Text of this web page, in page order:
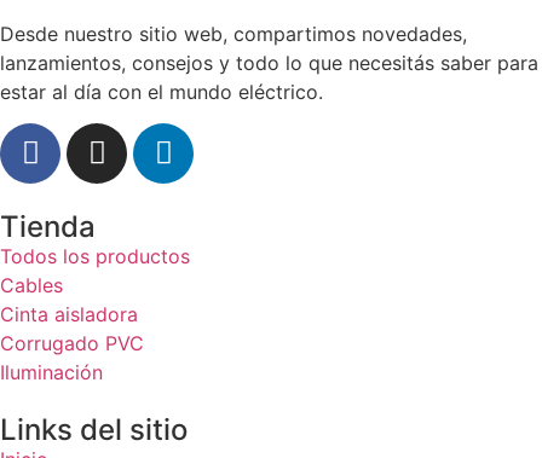
Desde nuestro sitio web, compartimos novedades,
lanzamientos, consejos y todo lo que necesitás saber para
estar al día con el mundo eléctrico.
Tienda
Todos los productos
Cables
Cinta aisladora
Corrugado PVC
Iluminación
Links del sitio